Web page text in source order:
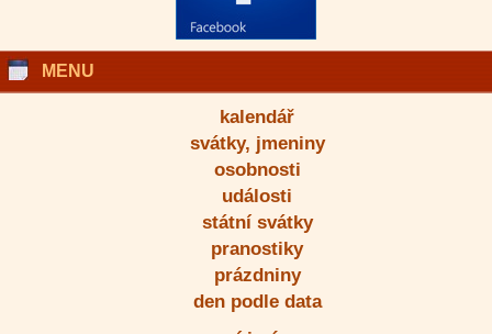
MENU
kalendář
svátky, jmeniny
osobnosti
události
státní svátky
pranostiky
prázdniny
den podle data